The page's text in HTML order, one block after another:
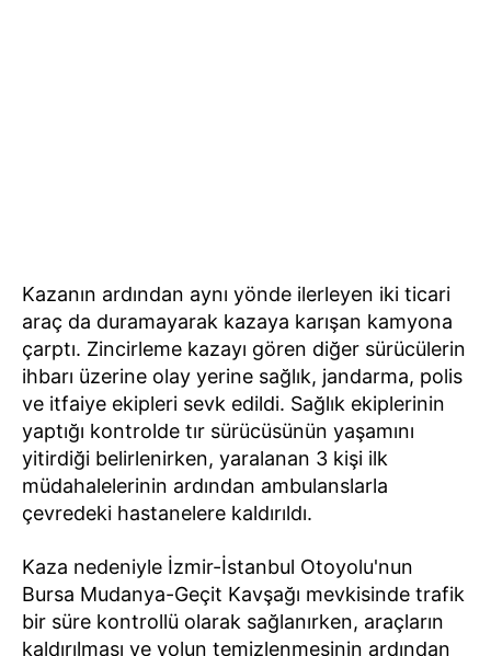
Kazanın ardından aynı yönde ilerleyen iki ticari
araç da duramayarak kazaya karışan kamyona
çarptı. Zincirleme kazayı gören diğer sürücülerin
ihbarı üzerine olay yerine sağlık, jandarma, polis
ve itfaiye ekipleri sevk edildi. Sağlık ekiplerinin
yaptığı kontrolde tır sürücüsünün yaşamını
yitirdiği belirlenirken, yaralanan 3 kişi ilk
müdahalelerinin ardından ambulanslarla
çevredeki hastanelere kaldırıldı.
Kaza nedeniyle İzmir-İstanbul Otoyolu'nun
Bursa Mudanya-Geçit Kavşağı mevkisinde trafik
bir süre kontrollü olarak sağlanırken, araçların
kaldırılması ve yolun temizlenmesinin ardından